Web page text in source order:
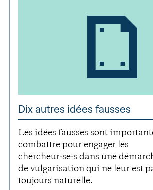
Dix autres idées fausses
Les idées fausses sont
combattre pour engager les
chercheur·se·s dans une
de vulgarisation qui ne leur est
toujours naturelle.